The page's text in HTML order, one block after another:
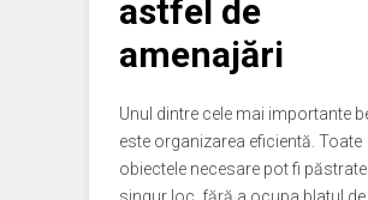
astfel de
amenajări
Unul dintre cele mai importante
este organizarea eficientă. Toate
obiectele necesare pot fi